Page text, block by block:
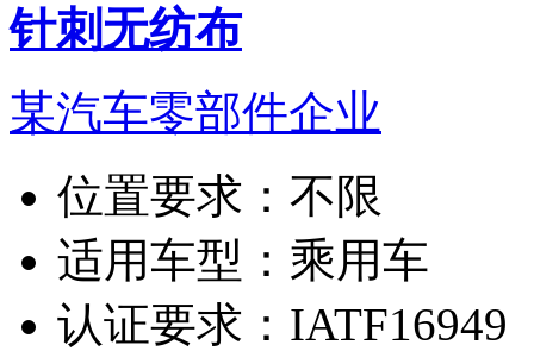
针刺无纺布
某汽车零部件企业
位置要求： 不限
适用车型： 乘用车
认证要求： IATF16949